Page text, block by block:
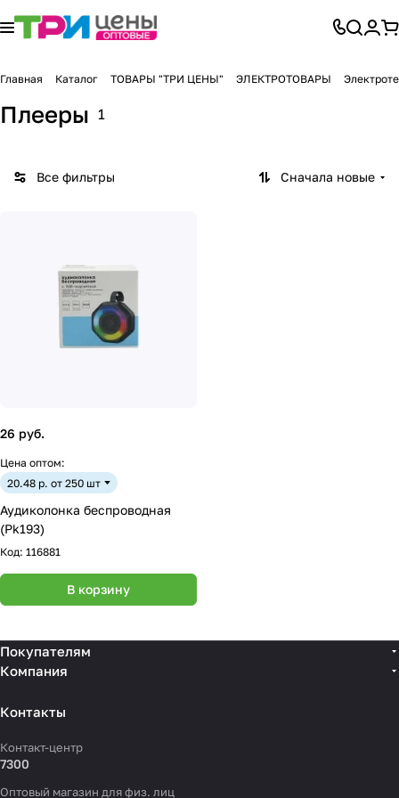
Главная Каталог ТОВАРЫ "ТРИ ЦЕНЫ" ЭЛЕКТРОТОВАРЫ
Плееры 1
Все фильтры Сначала новые
26 руб.
Цена оптом:
20.48 р. от 250 шт
Аудиколонка беспроводная
(Pk193)
Код: 116881
В корзину
Покупателям
Компания
Контакты
Контакт-центр
7300
Оптовый магазин для физ. лиц